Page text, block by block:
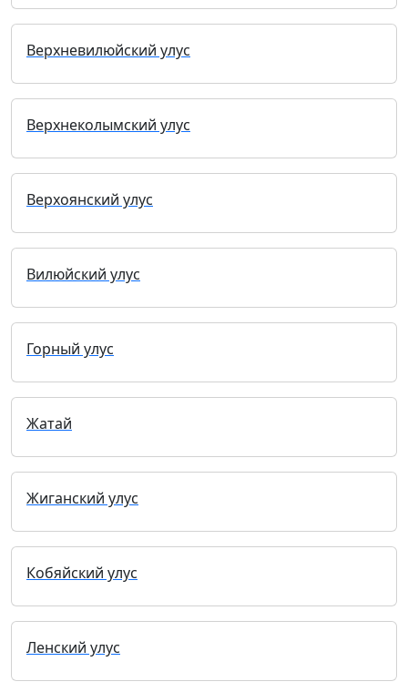
Верхневилюйский улус
Верхнеколымский улус
Верхоянский улус
Вилюйский улус
Горный улус
Жатай
Жиганский улус
Кобяйский улус
Ленский улус